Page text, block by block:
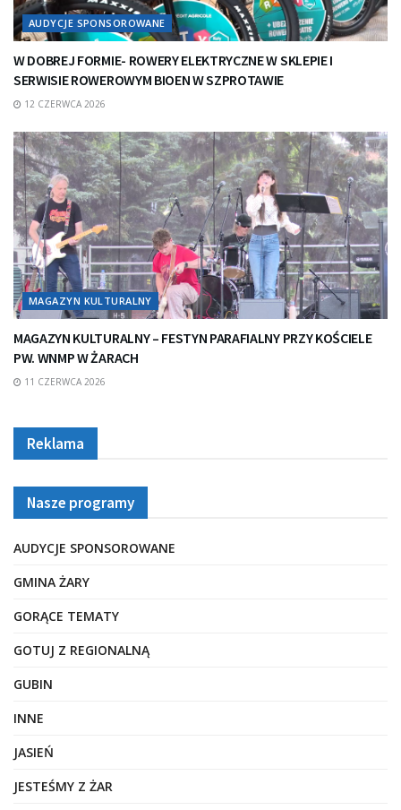
AUDYCJE SPONSOROWANE
W DOBREJ FORMIE- ROWERY ELEKTRYCZNE W SKLEPIE I
SERWISIE ROWEROWYM BIOEN W SZPROTAWIE
12 CZERWCA 2026
MAGAZYN KULTURALNY
MAGAZYN KULTURALNY – FESTYN PARAFIALNY PRZY KOŚCIELE
PW. WNMP W ŻARACH
11 CZERWCA 2026
Reklama
Nasze programy
AUDYCJE SPONSOROWANE
GMINA ŻARY
GORĄCE TEMATY
GOTUJ Z REGIONALNĄ
GUBIN
INNE
JASIEŃ
JESTEŚMY Z ŻAR